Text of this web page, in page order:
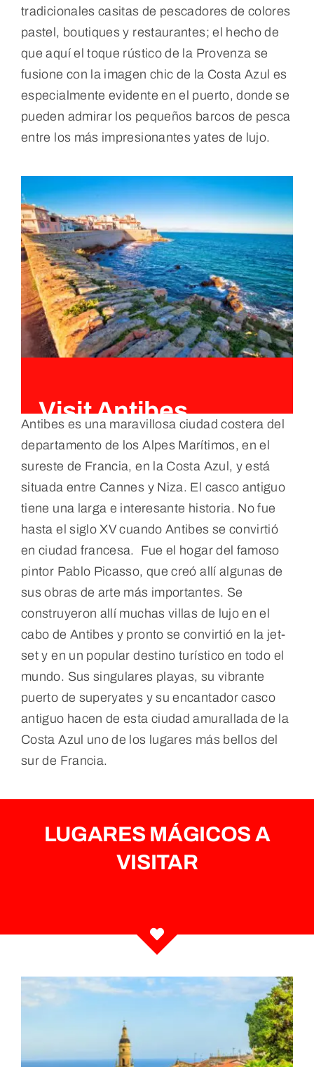
tradicionales casitas de pescadores de colores
pastel, boutiques y restaurantes; el hecho de
que aquí el toque rústico de la Provenza se
fusione con la imagen chic de la Costa Azul es
especialmente evidente en el puerto, donde se
pueden admirar los pequeños barcos de pesca
entre los más impresionantes yates de lujo.
Visit Antibes
Antibes es una maravillosa ciudad costera del
departamento de los Alpes Marítimos, en el
sureste de Francia, en la Costa Azul, y está
situada entre Cannes y Niza. El casco antiguo
tiene una larga e interesante historia. No fue
hasta el siglo XV cuando Antibes se convirtió
en ciudad francesa. Fue el hogar del famoso
pintor Pablo Picasso, que creó allí algunas de
sus obras de arte más importantes. Se
construyeron allí muchas villas de lujo en el
cabo de Antibes y pronto se convirtió en la jet-
set y en un popular destino turístico en todo el
mundo. Sus singulares playas, su vibrante
puerto de superyates y su encantador casco
antiguo hacen de esta ciudad amurallada de la
Costa Azul uno de los lugares más bellos del
sur de Francia.
LUGARES MÁGICOS A
VISITAR